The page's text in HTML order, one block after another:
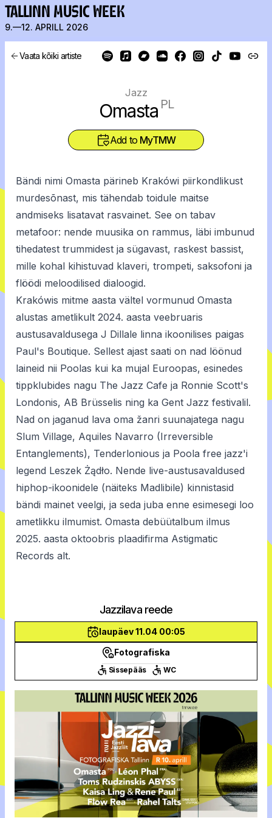
TALLINN MUSIC WEEK
9.—12. APRILL 2026
Vaata kõiki artiste
Jazz
Omasta PL
Add to MyTMW
Bändi nimi Omasta pärineb Krakówi piirkondlikust
murdesõnast, mis tähendab toidule maitse
andmiseks lisatavat rasvainet. See on tabav
metafoor: nende muusika on rammus, läbi imbunud
tihedatest trummidest ja sügavast, raskest bassist,
mille kohal kihistuvad klaveri, trompeti, saksofoni ja
flöödi meloodilised dialoogid.
Krakówis mitme aasta vältel vormunud Omasta
alustas ametlikult 2024. aasta veebruaris
austusavaldusega J Dillale linna ikoonilises paigas
Paul's Boutique. Sellest ajast saati on nad löönud
laineid nii Poolas kui ka mujal Euroopas, esinedes
tippklubides nagu The Jazz Cafe ja Ronnie Scott's
Londonis, AB Brüsselis ning ka Gent Jazz festivalil.
Nad on jaganud lava oma žanri suunajatega nagu
Slum Village, Aquiles Navarro (Irreversible
Entanglements), Tenderlonious ja Poola free jazz'i
legend Leszek Żądło. Nende live-austusavaldused
hiphop-ikoonidele (näiteks Madlibile) kinnistasid
bändi mainet veelgi, ja seda juba enne esimesegi loo
ametlikku ilmumist. Omasta debüütalbum ilmus
2025. aasta oktoobris plaadifirma Astigmatic
Records alt.
Jazzilava reede
laupäev 11.04 00:05
Fotografiska
Sissepääs WC